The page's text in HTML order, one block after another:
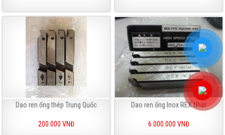
Dao ren ống thép Trung Quốc
200.000 VNĐ
Dao ren ống Inox REX Nhật
6.000.000 VNĐ